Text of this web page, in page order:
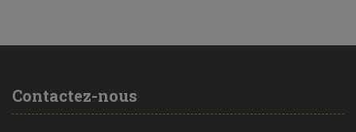
Contactez-nous